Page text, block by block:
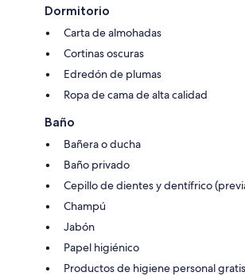
Dormitorio
Carta de almohadas
Cortinas oscuras
Edredón de plumas
Ropa de cama de alta calidad
Baño
Bañera o ducha
Baño privado
Cepillo de dientes y dentífrico
Champú
Jabón
Papel higiénico
Productos de higiene personal gratis